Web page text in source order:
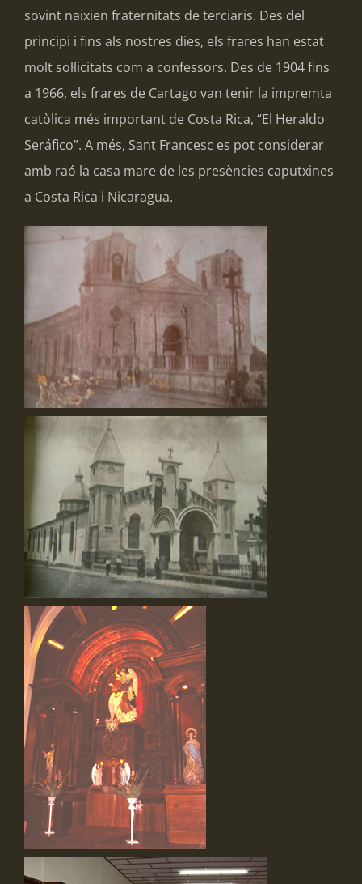
sovint naixien fraternitats de terciaris. Des del
principi i fins als nostres dies, els frares han estat
molt sol·licitats com a confessors. Des de 1904 fins
a 1966, els frares de Cartago van tenir la impremta
catòlica més important de Costa Rica, “El Heraldo
Seráfico”. A més, Sant Francesc es pot considerar
amb raó la casa mare de les presències caputxines
a Costa Rica i Nicaragua.